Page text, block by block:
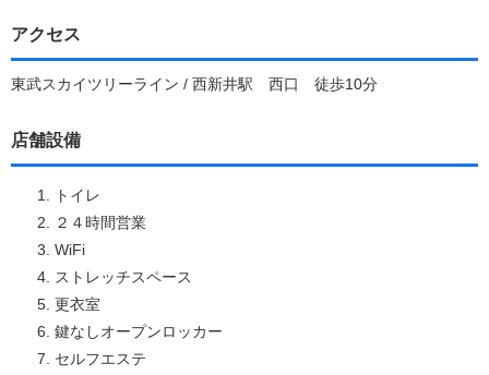
アクセス
東武スカイツリーライン / 西新井駅 西口 徒歩10分
店舗設備
トイレ
２４時間営業
WiFi
ストレッチスペース
更衣室
鍵なしオープンロッカー
セルフエステ